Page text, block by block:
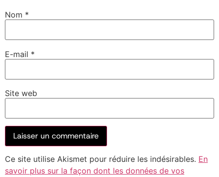
Nom *
E-mail *
Site web
Ce site utilise Akismet pour réduire les indésirables. En
savoir plus sur la façon dont les données de vos